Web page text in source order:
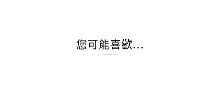
您可能喜歡...